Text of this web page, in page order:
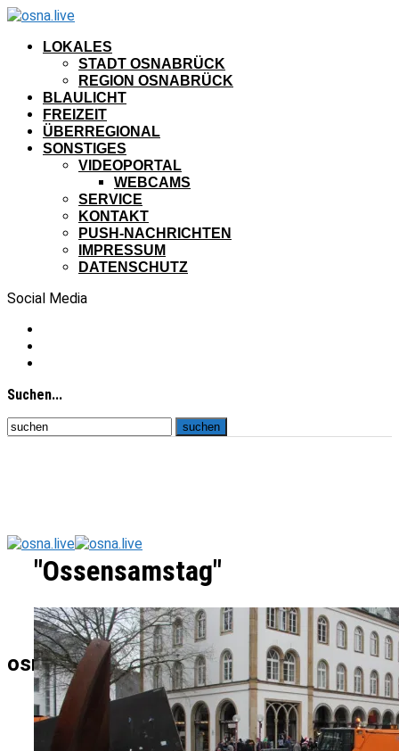
LOKALES
STADT OSNABRÜCK
REGION OSNABRÜCK
BLAULICHT
FREIZEIT
ÜBERREGIONAL
SONSTIGES
VIDEOPORTAL
WEBCAMS
SERVICE
KONTAKT
PUSH-NACHRICHTEN
IMPRESSUM
DATENSCHUTZ
Social Media
Suchen...
osna.live
"Ossensamstag"